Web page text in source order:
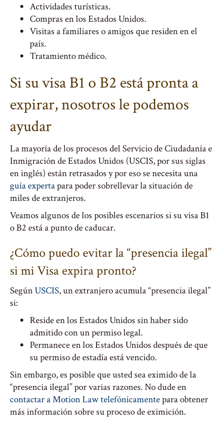
Actividades turísticas.
Compras en los Estados Unidos.
Visitas a familiares o amigos que residen en el
país.
Tratamiento médico.
Si su visa B1 o B2 está pronta a
expirar, nosotros le podemos
ayudar
La mayoría de los procesos del Servicio de Ciudadanía e
Inmigración de Estados Unidos (USCIS, por sus siglas
en inglés) están retrasados y por eso se necesita una
guía expertapara poder sobrellevar la situación de
miles de extranjeros.
Veamos algunos de los posibles escenarios si su visa B1
o B2 está a punto de caducar.
¿Cómo puedo evitar la “presencia ilegal”
si mi Visa expira pronto?
SegúnUSCIS, un extranjero acumula “presencia ilegal”
si:
Reside en los Estados Unidos sin haber sido
admitido con un permiso legal.
Permanece en los Estados Unidos después de que
su permiso de estadía está vencido.
Sin embargo, es posible que usted sea eximido de la
“presencia ilegal” por varias razones. No dude en
contactar a Motion Law telefónicamentepara obtener
más información sobre su proceso de eximición.